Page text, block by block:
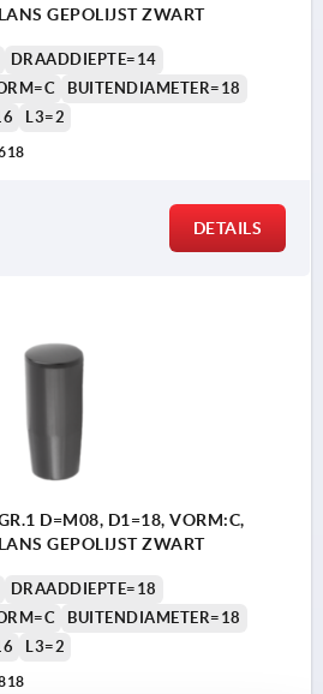
GEPOLIJST ZWART
DRAADDIEPTE=14
BUITENDIAMETER=18
L3=2
DETAILS
D=M08, D1=18, VORM:C,
GEPOLIJST ZWART
DRAADDIEPTE=18
BUITENDIAMETER=18
L3=2